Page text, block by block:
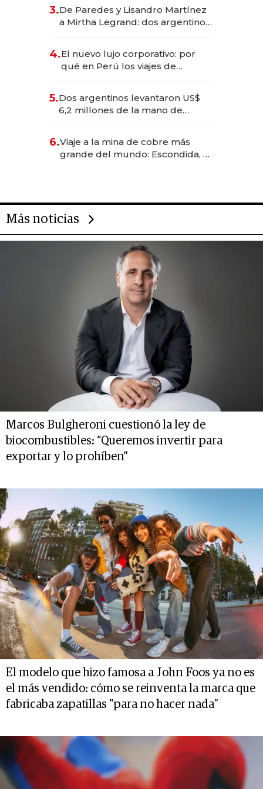
las marcas "fast premium"
3.De Paredes y Lisandro Martínez
a Mirtha Legrand: dos argentinos
4.El nuevo lujo corporativo: por
qué en Perú los viajes de
transformadoras
5.Dos argentinos levantaron US$
6,2 millones de la mano de
6.Viaje a la mina de cobre más
grande del mundo: Escondida, el
Más noticias
Marcos Bulgheroni cuestionó la ley de
biocombustibles: “Queremos invertir para
exportar y lo prohíben”
El modelo que hizo famosa a John Foos ya no es
el más vendido: cómo se reinventa la marca que
fabricaba zapatillas "para no hacer nada”